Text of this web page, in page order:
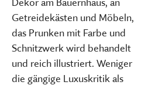
Getreidekästen und Möbeln,
das Prunken mit Farbe und
Schnitzwerk wird behandelt
und reich illustriert. Weniger
die gängige Luxuskritik als